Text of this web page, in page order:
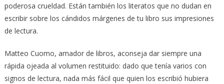
poderosa crueldad. Están también los literatos que no dudan en
escribir sobre los cándidos márgenes de tu libro sus impresiones
de lectura.
Matteo Cuomo, amador de libros, aconseja dar siempre una
rápida ojeada al volumen restituido: dado que tenía varios con
signos de lectura, nada más fácil que quien los escribió hubiera